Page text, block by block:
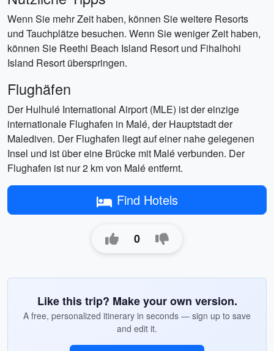
Wenn Sie mehr Zeit haben, können Sie weitere Resorts
und Tauchplätze besuchen. Wenn Sie weniger Zeit haben,
können Sie Reethi Beach Island Resort und Fihalhohi
Island Resort überspringen.
Flughäfen
Der Hulhulé International Airport (MLE) ist der einzige
internationale Flughafen in Malé, der Hauptstadt der
Malediven. Der Flughafen liegt auf einer nahe gelegenen
Insel und ist über eine Brücke mit Malé verbunden. Der
Flughafen ist nur 2 km von Malé entfernt.
Find Hotels
0
Like this trip? Make your own version.
A free, personalized itinerary in seconds — sign up to save
and edit it.